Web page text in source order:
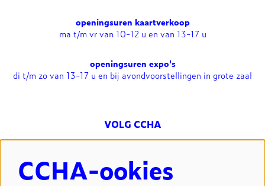
openingsuren kaartverkoop
ma t/m vr van 10-12 u en van 13-17 u
openingsuren expo's
di t/m zo van 13-17 u en bij avondvoorstellingen in grote zaal
VOLG CCHA
CCHA-ookies